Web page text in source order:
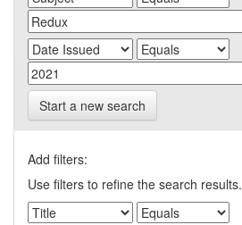
Start a new search
Add filters:
Use filters to refine the search results.